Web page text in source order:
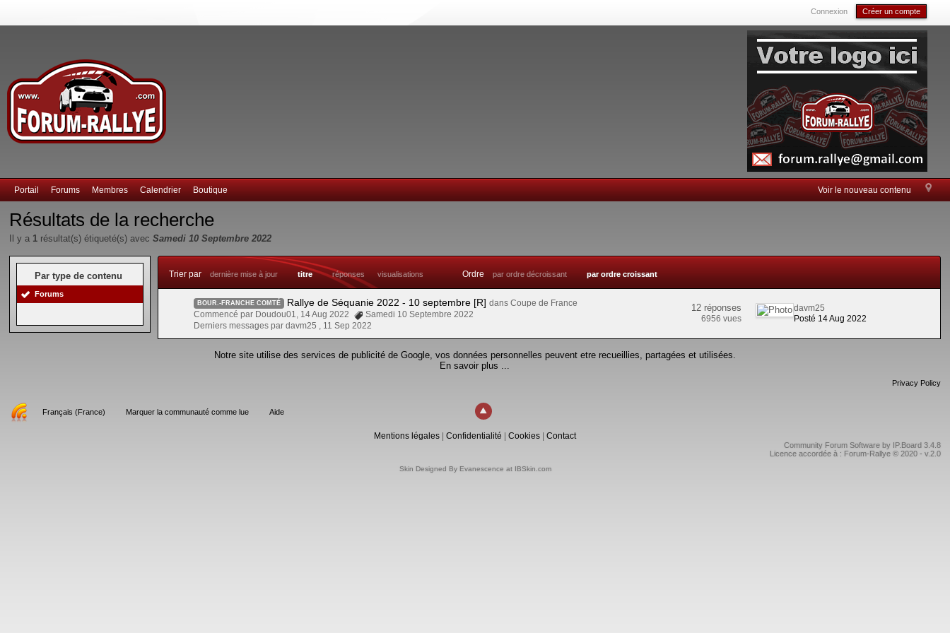
Connexion Créer un compte
Voir le nouveau contenu
Portail Forums Membres Calendrier Boutique
Résultats de la recherche
Il y a 1 résultat(s) étiqueté(s) avecSamedi 10 Septembre 2022
Par type de contenu
Forums
Trier par dernière mise à jour titre réponses visualisations Ordre par ordre décroissant par ordre croissant
BOUR.-FRANCHE COMTÉ Rallye de Séquanie 2022 - 10 septembre [R] dans Coupe de France
Commencé par Doudou01, 14 Aug 2022
Samedi 10 Septembre 2022
Derniers messages par davm25 , 11 Sep 2022
12 réponses
6956 vues
davm25
Posté 14 Aug 2022
Notre site utilise des services de publicité de Google, vos données personnelles peuvent etre recueillies, partagées et utilisées.
En savoir plus ...
Privacy Policy
Français (France) Marquer la communauté comme lue Aide
Mentions légales| Confidentialité Cookies| Contact
Community Forum Software by IP.Board 3.4.8
Licence accordée à : Forum-Rallye © 2020 - v.2.0
Skin Designed By Evanescence at IBSkin.com